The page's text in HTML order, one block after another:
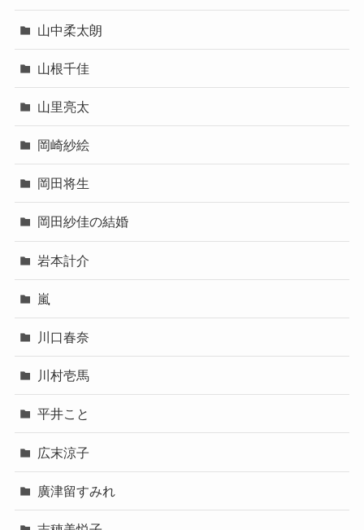
山中柔太朗
山根千佳
山里亮太
岡崎紗絵
岡田将生
岡田紗佳の結婚
岩本計介
嵐
川口春奈
川村壱馬
平井こと
広末涼子
廣津留すみれ